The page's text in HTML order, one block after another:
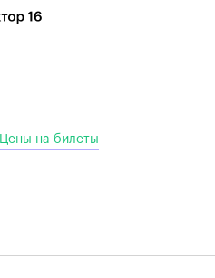
Цены на билеты